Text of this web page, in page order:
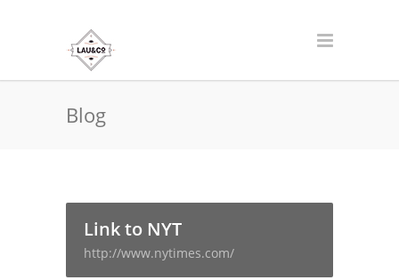
Blog
Link to NYT
http://www.nytimes.com/